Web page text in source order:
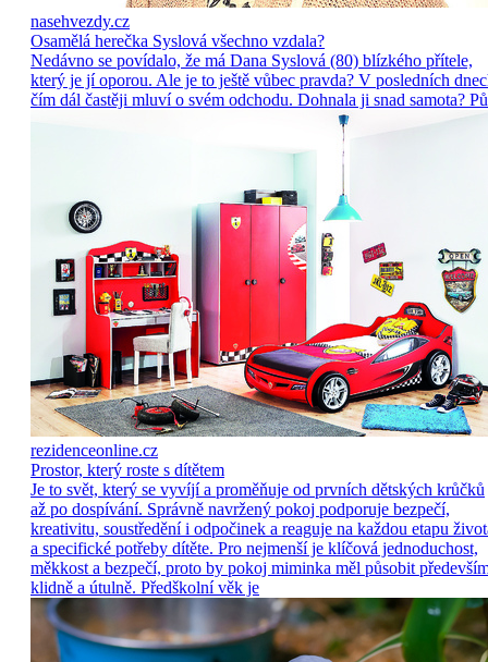
nasehvezdy.cz
Osamělá herečka Syslová všechno vzdala?
Nedávno se povídalo, že má Dana Syslová (80) blízkého přítele,
který je jí oporou. Ale je to ještě vůbec pravda? V posledních
čím dál častěji mluví o svém odchodu. Dohnala ji snad samota?
rezidenceonline.cz
Prostor, který roste s dítětem
Je to svět, který se vyvíjí a proměňuje od prvních dětských krůčků
až po dospívání. Správně navržený pokoj podporuje bezpečí,
kreativitu, soustředění i odpočinek a reaguje na každou etapu
a specifické potřeby dítěte. Pro nejmenší je klíčová jednoduchost,
měkkost a bezpečí, proto by pokoj miminka měl působit
klidně a útulně. Předškolní věk je